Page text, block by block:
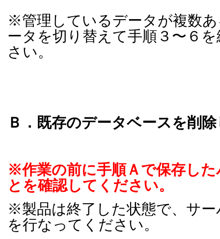
※管理しているデータが複数
ータを切り替えて手順３〜６
さい。
Ｂ．既存のデータベースを削
※作業の前に手順Ａで保存し
とを確認してください。
※製品は終了した状態で、サ
を行なってください。